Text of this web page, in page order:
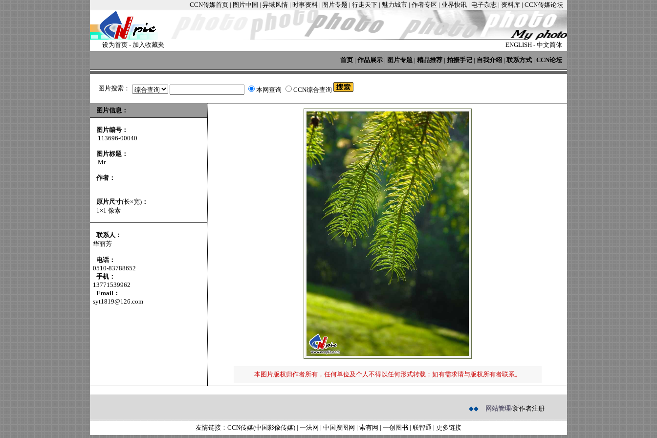
CCN传媒首页 | 图片中国 | 异域风情 | 时事资料 | 图片专题 | 行走天下 | 魅力城市 | 作者专区 | 业界快讯 | 电子杂志 | 资料库 | CCN传媒论坛
设为首页 - 加入收藏夹 ENGLISH - 中文简体
首页 | 作品展示 | 图片专题 | 精品推荐 | 拍摄手记 | 自我介绍 | 联系方式 | CCN论坛
图片搜索： 本网查询 CCN综合查询
图片信息：
图片编号：
113696-00040
图片标题：
Mr.
作者：
原片尺寸(长×宽) ：
1×1 像素
联系人：
华丽芳
电话：
0510-83788652
手机：
13771539962
Email：
syt1819@126.com
本图片版权归作者所有，任何单位及个人不得以任何形式转载；如有需求请与版权所有者联系。
◆◆ 网站管理/新作者注册
友情链接： CCN传媒(中国影像传媒) | 一法网 | 中国搜图网 | 索有网 | 一创图书 | 联智通 | 更多链接